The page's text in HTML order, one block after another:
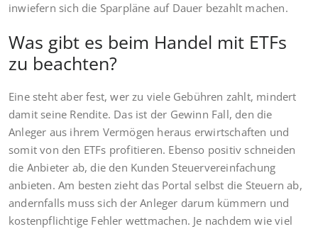
inwiefern sich die Sparpläne auf Dauer bezahlt machen.
Was gibt es beim Handel mit ETFs
zu beachten?
Eine steht aber fest, wer zu viele Gebühren zahlt, mindert
damit seine Rendite. Das ist der Gewinn Fall, den die
Anleger aus ihrem Vermögen heraus erwirtschaften und
somit von den ETFs profitieren. Ebenso positiv schneiden
die Anbieter ab, die den Kunden Steuervereinfachung
anbieten. Am besten zieht das Portal selbst die Steuern ab,
andernfalls muss sich der Anleger darum kümmern und
kostenpflichtige Fehler wettmachen. Je nachdem wie viel